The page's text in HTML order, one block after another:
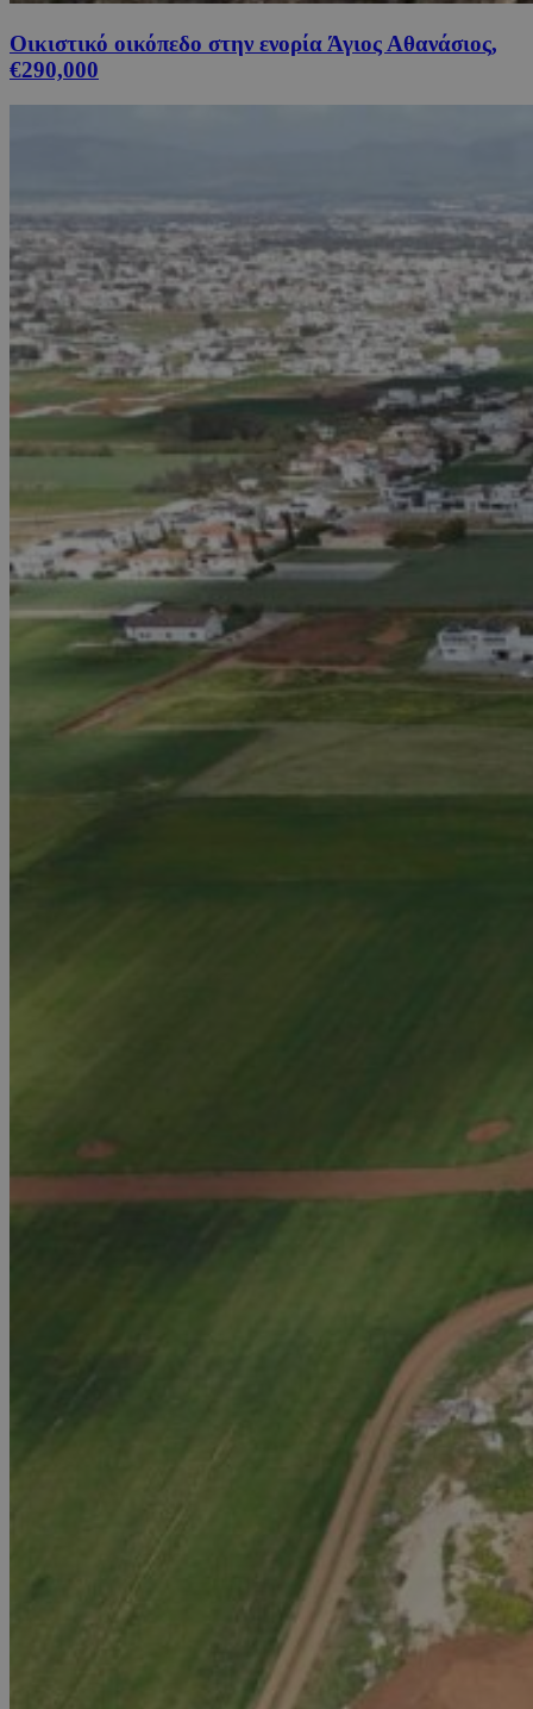
Οικιστικό οικόπεδο στην ενορία Άγιος Αθανάσιος,
€290,000